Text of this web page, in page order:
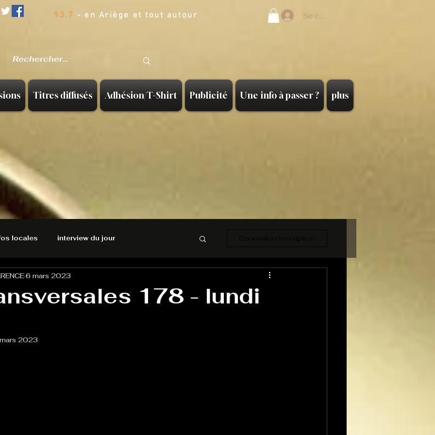
Titres diffusés Adhésion/T-Shirt Publicité Une info à passer ? plus
93.7 - en Ariège et tout autour Se connecter
locales interview du jour
Ecologiques
178 - lundi
6 mars 2023
2023